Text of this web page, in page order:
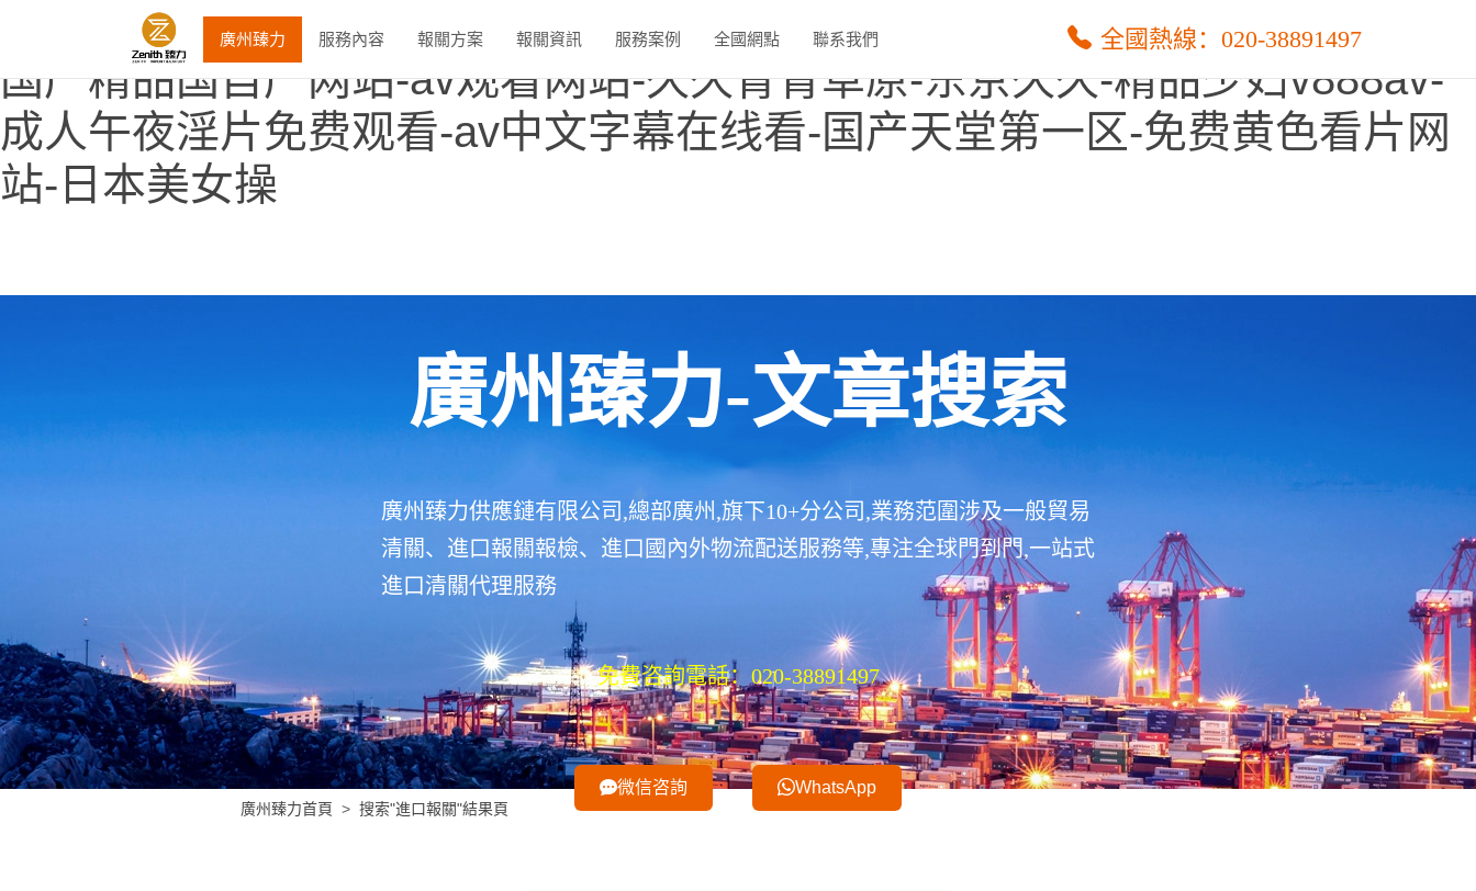
欧美午夜精品-超碰小说-国产片91-国产精品自拍第一页-国产六区-亚洲精品
国产精品国自产网站-av观看网站-久久青青草原-东京久久-精品少妇v888av-
成人午夜淫片免费观看-av中文字幕在线看-国产天堂第一区-免费黄色看片网
站-日本美女操
廣州臻力 服務內容 報關方案 報關資訊 服務案例 全國網點 聯系我們 全國熱線：020-38891497
廣州臻力-文章搜索
廣州臻力供應鏈有限公司,總部廣州,旗下10+分公司,業務范圍涉及一般貿易
清關、進口報關報檢、進口國內外物流配送服務等,專注全球門到門,一站式
進口清關代理服務
免費咨詢電話：020-38891497
微信咨詢 WhatsApp
廣州臻力首頁 搜索"進口報關"結果頁